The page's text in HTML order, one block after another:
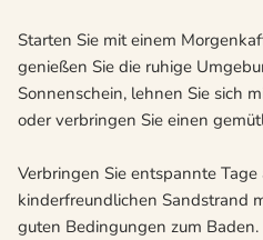
Starten Sie mit einem
genießen Sie die ruhige
Sonnenschein, lehnen Sie sich
oder verbringen Sie einen
Verbringen Sie entspannte Tage
kinderfreundlichen Sandstrand
guten Bedingungen zum